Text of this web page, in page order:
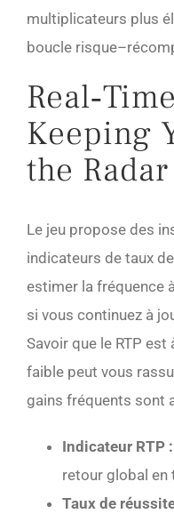
multiplicateurs plus
boucle
Keeping
the Radar
Le jeu propose des
indicateurs de taux
estimer la fréquence
si vous continuez à
Savoir que le RTP
faible peut vous
gains fréquents sont
Indicateur RTP :
retour global en
Taux de